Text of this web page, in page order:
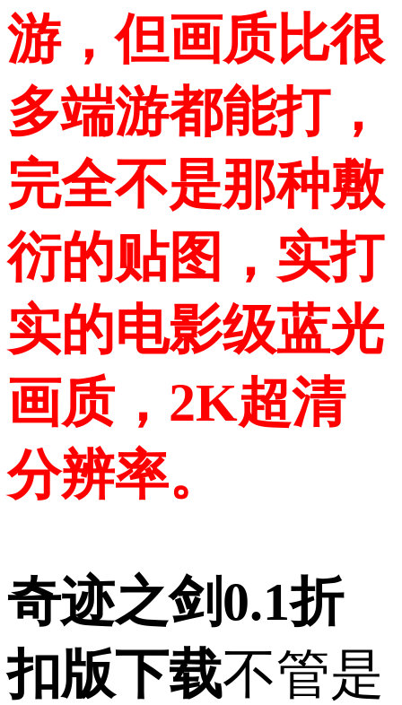
游，但画质比很
多端游都能打，
完全不是那种敷
衍的贴图，实打
实的电影级蓝光
画质，2K超清
分辨率。
奇迹之剑0.1折
扣版下载不管是